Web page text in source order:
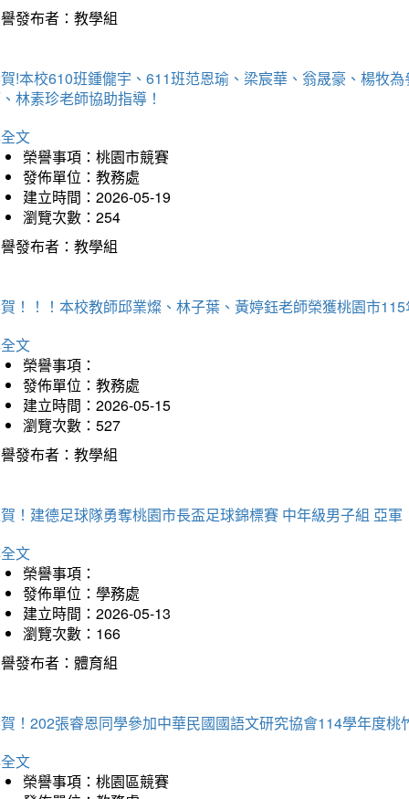
發布者：教學組
!本校610班鍾儱宇、611班范恩瑜、梁宸華、翁晟豪、楊牧
林素珍老師協助指導！
文
榮譽事項：桃園市競賽
發佈單位：教務處
建立時間：2026-05-19
瀏覽次數：254
發布者：教學組
！！！本校教師邱業燦、林子葉、黃婷鈺老師榮獲桃園市
文
榮譽事項：
發佈單位：教務處
建立時間：2026-05-15
瀏覽次數：527
發布者：教學組
！建德足球隊勇奪桃園市長盃足球錦標賽 中年級男子組 亞軍
文
榮譽事項：
發佈單位：學務處
建立時間：2026-05-13
瀏覽次數：166
發布者：體育組
！202張睿恩同學參加中華民國國語文研究協會114學年度
文
榮譽事項：桃園區競賽